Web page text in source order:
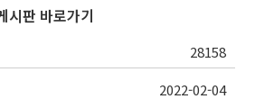
시판 바로가기
28158
2022-02-04